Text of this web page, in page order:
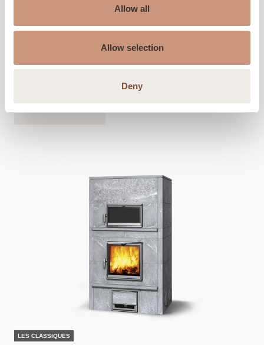
Allow all
Allow selection
Deny
Largeur
930mm
LES CLASSIQUES